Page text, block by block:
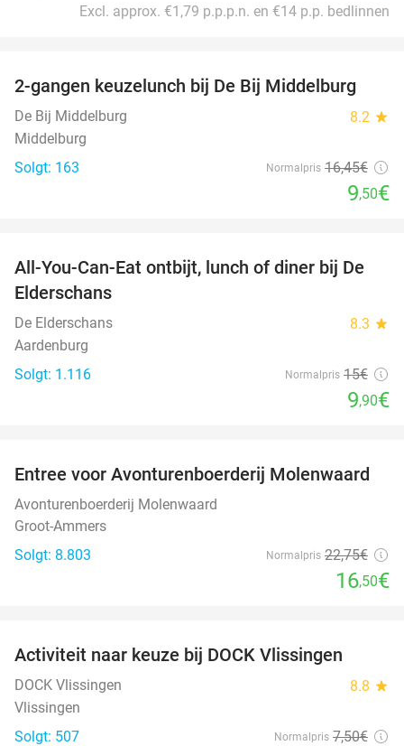
Excl. approx. €1,79 p.p.p.n. en €14 p.p. bedlinnen
42%
2-gangen keuzelunch bij De Bij Middelburg
De Bij Middelburg 8.2 star
Middelburg
Solgt: 163
Normalpris 16,45€
9,50€
34%
All-You-Can-Eat ontbijt, lunch of diner bij De
Elderschans
De Elderschans 8.3 star
Aardenburg
Solgt: 1.116
Normalpris 15€
9,90€
27%
Entree voor Avonturenboerderij Molenwaard
Avonturenboerderij Molenwaard
Groot-Ammers
Solgt: 8.803
Normalpris 22,75€
16,50€
Activiteit naar keuze bij DOCK Vlissingen
DOCK Vlissingen 8.8 star
Vlissingen
Solgt: 507
Normalpris 7,50€